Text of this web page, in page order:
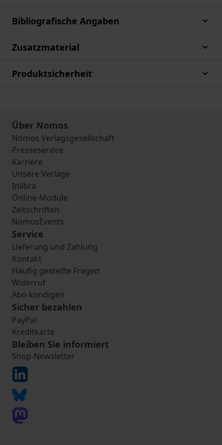
Bibliografische Angaben
Zusatzmaterial
Produktsicherheit
Über Nomos
Nomos Verlagsgesellschaft
Presseservice
Karriere
Unsere Verlage
Inlibra
Online-Module
Zeitschriften
NomosEvents
Service
Lieferung und Zahlung
Kontakt
Häufig gestellte Fragen
Widerruf
Abo kündigen
Sicher bezahlen
PayPal
Kreditkarte
Bleiben Sie informiert
Shop-Newsletter